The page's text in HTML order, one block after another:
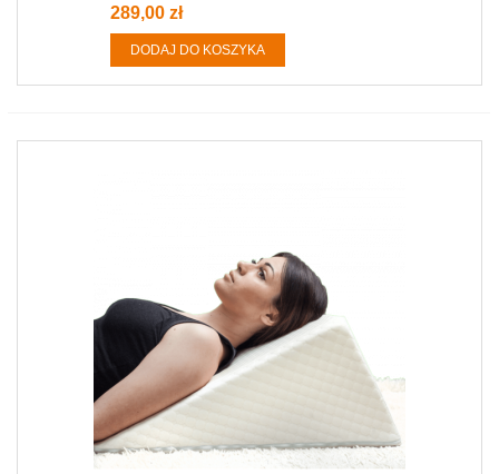
289,00 zł
DODAJ DO KOSZYKA